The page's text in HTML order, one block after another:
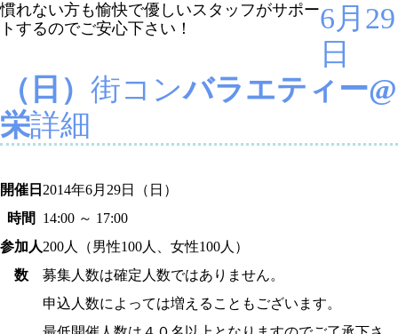
慣れない方も愉快で優しいスタッフがサポー
トするのでご安心下さい！
6月29
日
（日） 街コンバラエティー@
栄詳細
開催日 2014年6月29日
（日）
時間
14:00 ～ 17:00
参加人
数
200人（男性100人、女性100人）
募集人数は確定人数ではありません。
申込人数によっては増えることもございます。